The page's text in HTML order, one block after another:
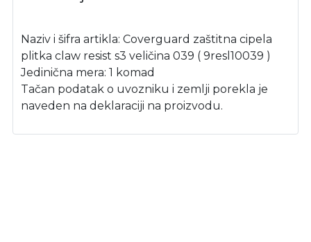
Naziv i šifra artikla: Coverguard zaštitna cipela
plitka claw resist s3 veličina 039 ( 9resl10039 )
Jedinična mera: 1 komad
Tačan podatak o uvozniku i zemlji porekla je
naveden na deklaraciji na proizvodu.